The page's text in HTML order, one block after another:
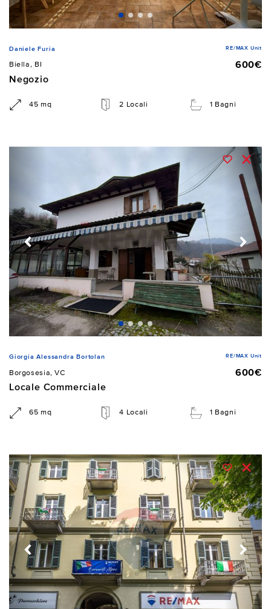
Daniele Furia RE/MAX Unit
Biella, BI
600€
Negozio
45 mq 2 Locali 1 Bagni
Giorgia Alessandra Bortolan RE/MAX Unit
Borgosesia, VC
600€
Locale Commerciale
65 mq 4 Locali 1 Bagni